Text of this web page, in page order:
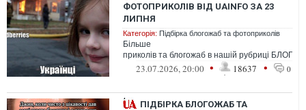
ФОТОПРИКОЛІВ ВІД UAINFO ЗА 23
ЛИПНЯ
Категорія: Підбірка блогожаб та фотоприколів
Більше
приколів та блогожаб в нашій рубриці
23.07.2026, 20:00 • 18637 • 0
ПІДБІРКА БЛОГОЖАБ ТА